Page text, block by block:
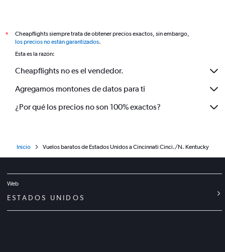
*
Cheapflights siempre trata de obtener precios exactos, sin embargo,
los precios no están garantizados.
Esta es la razón:
Cheapflights no es el vendedor.
Agregamos montones de datos para ti
¿Por qué los precios no son 100% exactos?
Inicio Vuelos baratos de Estados Unidos a Cincinnati Cinci./N. Kentucky
Web
ESTADOS UNIDOS